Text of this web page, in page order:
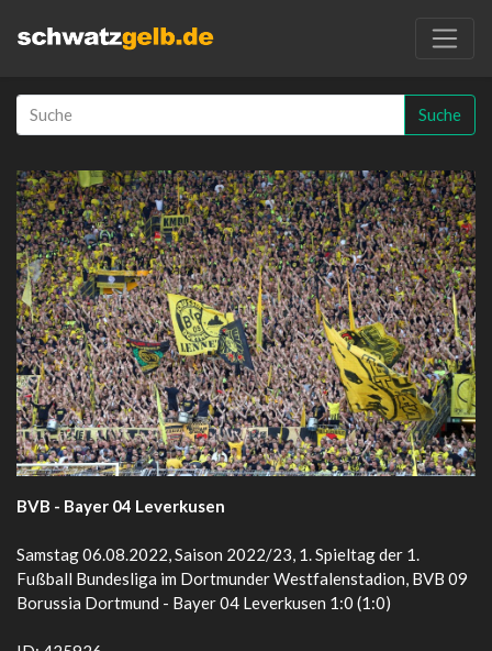
Suche
BVB - Bayer 04 Leverkusen
Samstag 06.08.2022, Saison 2022/23, 1. Spieltag der 1.
Fußball Bundesliga im Dortmunder Westfalenstadion, BVB 09
Borussia Dortmund - Bayer 04 Leverkusen 1:0 (1:0)